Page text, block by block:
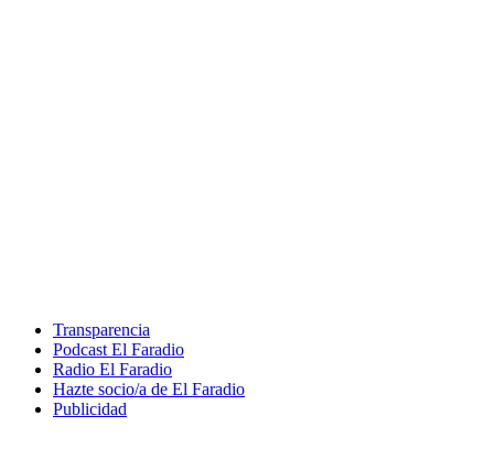
Transparencia
Podcast El Faradio
Radio El Faradio
Hazte socio/a de El Faradio
Publicidad